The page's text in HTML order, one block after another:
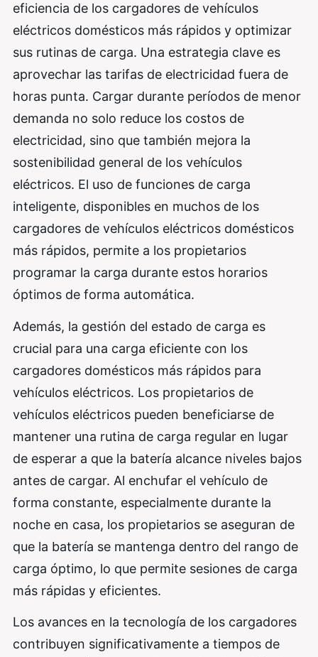
eficiencia de los cargadores de vehículos
eléctricos domésticos más rápidos y optimizar
sus rutinas de carga. Una estrategia clave es
aprovechar las tarifas de electricidad fuera de
horas punta. Cargar durante períodos de menor
demanda no solo reduce los costos de
electricidad, sino que también mejora la
sostenibilidad general de los vehículos
eléctricos. El uso de funciones de carga
inteligente, disponibles en muchos de los
cargadores de vehículos eléctricos domésticos
más rápidos, permite a los propietarios
programar la carga durante estos horarios
óptimos de forma automática.
Además, la gestión del estado de carga es
crucial para una carga eficiente con los
cargadores domésticos más rápidos para
vehículos eléctricos. Los propietarios de
vehículos eléctricos pueden beneficiarse de
mantener una rutina de carga regular en lugar
de esperar a que la batería alcance niveles bajos
antes de cargar. Al enchufar el vehículo de
forma constante, especialmente durante la
noche en casa, los propietarios se aseguran de
que la batería se mantenga dentro del rango de
carga óptimo, lo que permite sesiones de carga
más rápidas y eficientes.
Los avances en la tecnología de los cargadores
contribuyen significativamente a tiempos de